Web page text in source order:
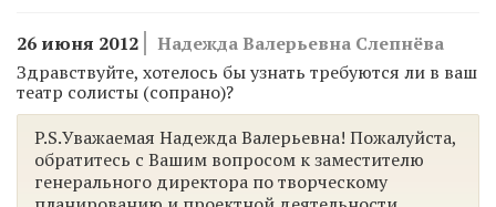
26 июня 2012
Надежда Валерьевна Слепнёва
Здравствуйте, хотелось бы узнать требуются ли в ваш
театр солисты (сопрано)?
P.S.Уважаемая Надежда Валерьевна! Пожалуйста,
обратитесь с Вашим вопросом к заместителю
генерального директора по творческому